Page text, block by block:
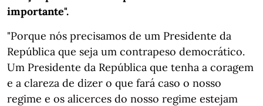
importante".
"Porque nós precisamos de um Presidente da
República que seja um contrapeso democrático.
Um Presidente da República que tenha a coragem
e a clareza de dizer o que fará caso o nosso
regime e os alicerces do nosso regime estejam